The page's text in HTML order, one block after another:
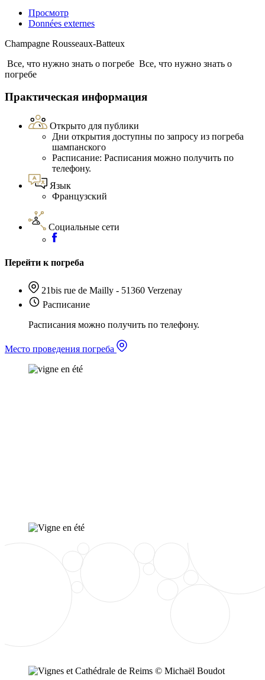
Просмотр
Données externes
Champagne Rousseaux-Batteux
Все, что нужно знать о погребе Все, что нужно знать о
погребе
Практическая информация
Открыто для публики
Дни открытия доступны по запросу из погреба
шампанского
Расписание: Расписания можно получить по
телефону.
Язык
Французский
Социальные сети
Перейти к погреба
21bis rue de Mailly - 51360 Verzenay
Расписание
Расписания можно получить по телефону.
Место проведения погреба